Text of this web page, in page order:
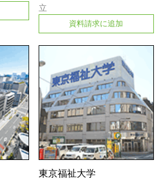
立
資料請求に追加
東京福祉大学